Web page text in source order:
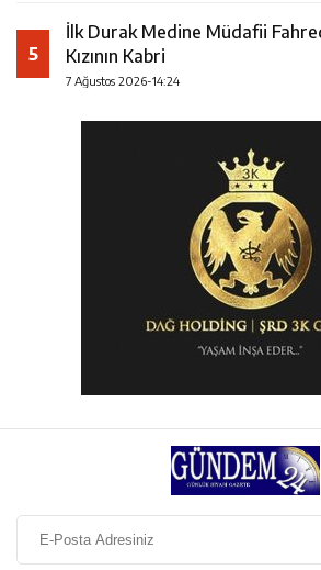
5
İlk Durak Medine Müdafii
Kızının Kabri
7 Ağustos 2026-14:24